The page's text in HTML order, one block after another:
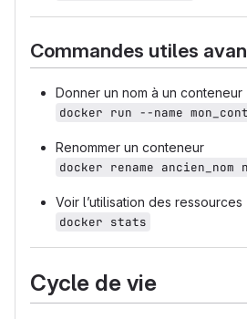
Commandes utiles
Donner un nom à un conteneur
docker run --name
Renommer un conteneur
docker rename ancien_nom
Voir l’utilisation des ressources
docker stats
Cycle de vie